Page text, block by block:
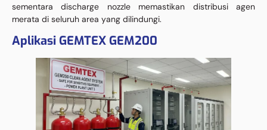
sementara discharge nozzle memastikan distribusi agen
merata di seluruh area yang dilindungi.
Aplikasi GEMTEX GEM200